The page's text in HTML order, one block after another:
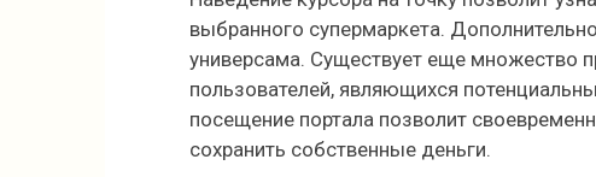
выбранного супермаркета.
универсама. Существует еще множество
пользователей, являющихся
посещение портала позволит
сохранить собственные деньги.